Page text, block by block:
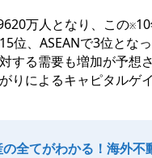
万人となり、この※
位、ASEANで3位とな
する需要も増加が予想
りによるキャピタルゲ
全てがわかる！海外不